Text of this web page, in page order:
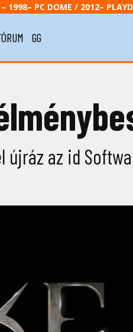
– 1998– PC DOME / 2012–
GG
újráz az id